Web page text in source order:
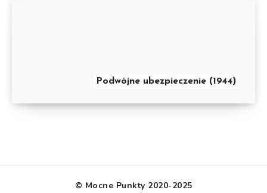
Podwójne ubezpieczenie (1944)
© Mocne Punkty 2020-2025